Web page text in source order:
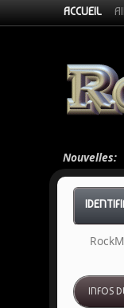
ACCUEIL
Nouvelles:
INFOS